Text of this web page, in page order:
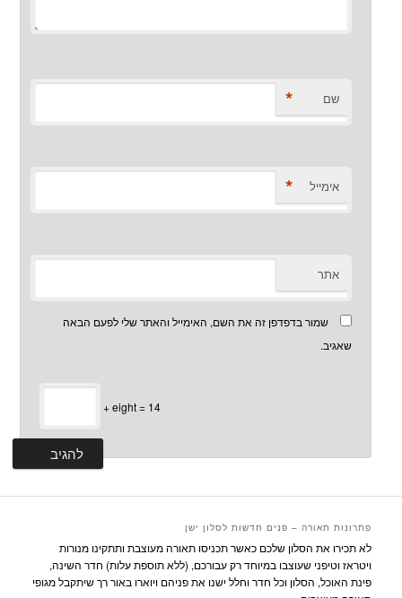
שם *
אימייל *
אתר
שמור בדפדפן זה את השם, האימייל והאתר שלי לפעם הבאה
שאגיב.
+ eight = 14
פתרונות תאורה – פנים חדשות לסלון ישן
לא תכירו את הסלון שלכם כאשר תכניסו תאורה מעוצבת ותתקינו מנורות
ויטראז וטיפני שעוצבו במיוחד רק עבורכם, (ללא תוספת עלות) חדר השינה,
פינת האוכל, הסלון וכל חדר וחלל ישנו את פניהם ויוארו באור רך שיתקבל מגופי